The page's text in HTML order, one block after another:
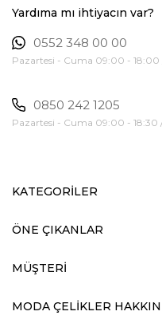
Yardıma mı ihtiyacın var?
0552 348 00 00
Pazartesi - Cuma 09:00 - 18:00
0850 242 1205
Pazartesi - Cuma 09:00 - 18:30
KATEGORİLER
ÖNE ÇIKANLAR
MÜŞTERİ
MODA ÇELİKLER